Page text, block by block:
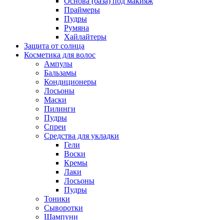
Праймеры
Пудры
Румяна
Хайлайтеры
Защита от солнца
Косметика для волос
Ампулы
Бальзамы
Кондиционеры
Лосьоны
Маски
Пилинги
Пудры
Спреи
Средства для укладки
Гели
Воски
Кремы
Лаки
Лосьоны
Пудры
Тоники
Сыворотки
Шампуни